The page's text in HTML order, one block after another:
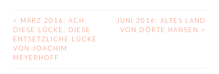
BEITRAGS-
NAVIGATION
<
MÄRZ 2016: ACH,
DIESE LÜCKE, DIESE
ENTSETZLICHE LÜCKE
VON JOACHIM
MEYERHOFF
JUNI 2016: ALTES LAND
VON DÖRTE HANSEN
>